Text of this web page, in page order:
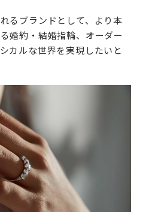
るブランドとして、より本
婚約・結婚指輪、オーダー
カルな世界を実現したいと